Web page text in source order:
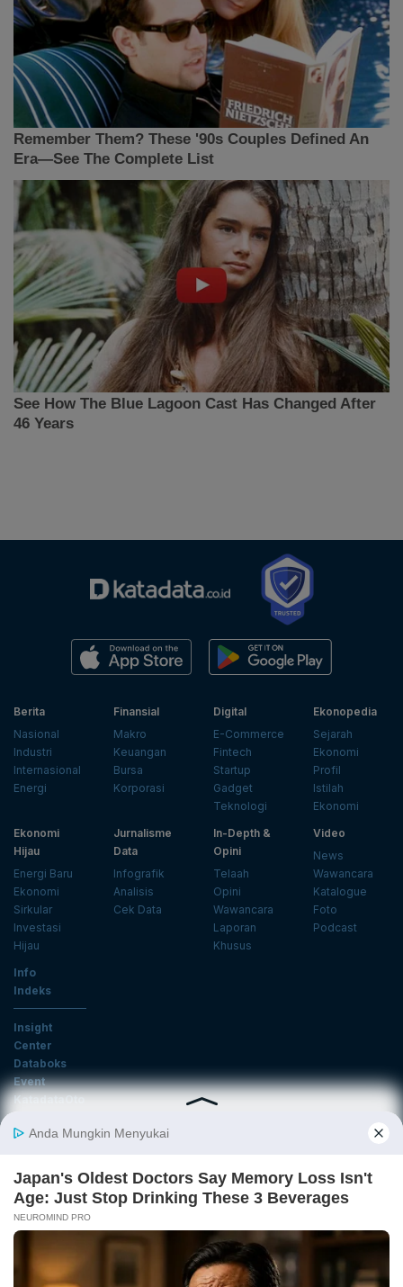
Berita
Nasional
Industri
Internasional
Energi
Finansial
Makro
Keuangan
Bursa
Korporasi
Digital
E-Commerce
Fintech
Startup
Gadget
Teknologi
Ekonopedia
Sejarah
Ekonomi
Profil
Istilah
Ekonomi
Ekonomi
Hijau
Energi Baru
Ekonomi
Sirkular
Investasi
Hijau
Jurnalisme
Data
Infografik
Analisis
Cek Data
In-Depth &
Opini
Telaah
Opini
Wawancara
Laporan
Khusus
Video
News
Wawancara
Katalogue
Foto
Podcast
Info
Indeks
Insight
Center
Databoks
Event
KatadataOto
Email
Daftar